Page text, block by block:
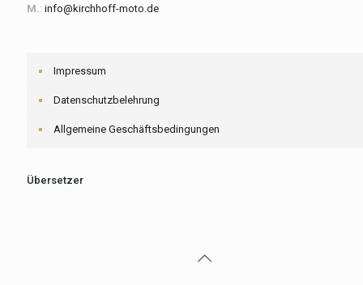
M.: info@kirchhoff-moto.de
Impressum
Datenschutzbelehrung
Allgemeine Geschäftsbedingungen
Übersetzer